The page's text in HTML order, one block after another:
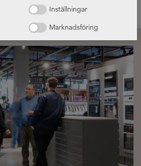
Inställningar
Marknadsföring